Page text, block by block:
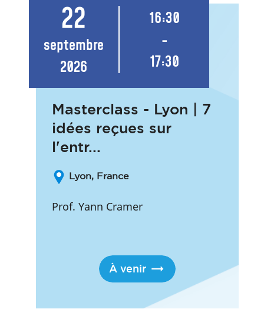
22
septembre
2026
16:30
-
17:30
Masterclass - Lyon | 7
idées reçues sur
l'entr...
Lyon, France
Prof. Yann Cramer
À venir